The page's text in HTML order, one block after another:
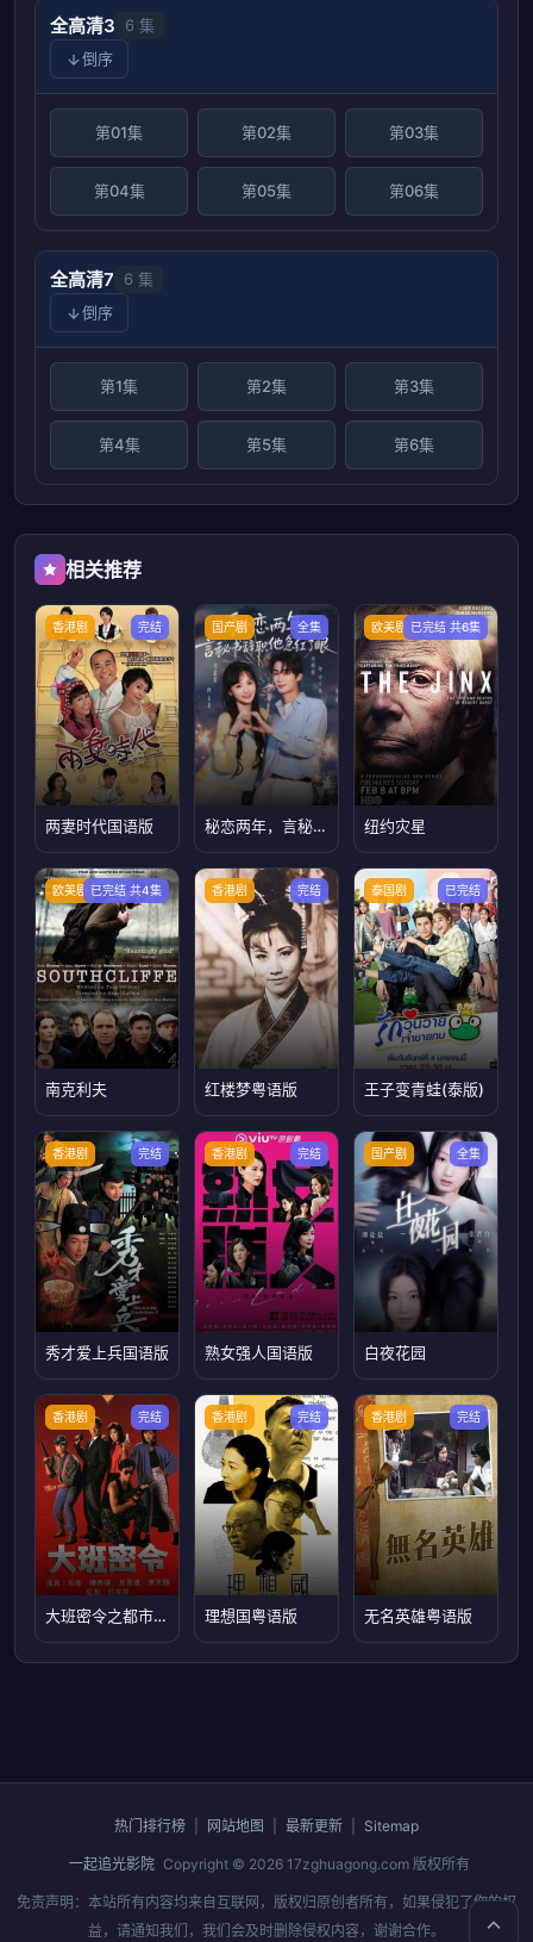
全高清3
6 集
倒序
第01集 第02集 第03集
第04集 第05集 第06集
全高清7
6 集
倒序
第1集 第2集 第3集
第4集 第5集 第6集
相关推荐
香港剧 完结
两妻时代国语版
国产剧 全集
秘恋两年，言秘书辞职他急红了眼
欧美剧 已完结 共6集
纽约灾星
欧美剧 已完结 共4集
南克利夫
香港剧 完结
红楼梦粤语版
泰国剧 已完结
王子变青蛙(泰版)
香港剧 完结
秀才爱上兵国语版
香港剧 完结
熟女强人国语版
国产剧 全集
白夜花园
香港剧 完结
大班密令之都市浮华粤语
香港剧 完结
理想国粤语版
香港剧 完结
无名英雄粤语版
热门排行榜 网站地图 最新更新 Sitemap
一起追光影院 Copyright © 2026 17zghuagong.com 版权所有
免责声明：本站所有内容均来自互联网，版权归原创者所有，如果侵犯了你的权
益，请通知我们，我们会及时删除侵权内容，谢谢合作。